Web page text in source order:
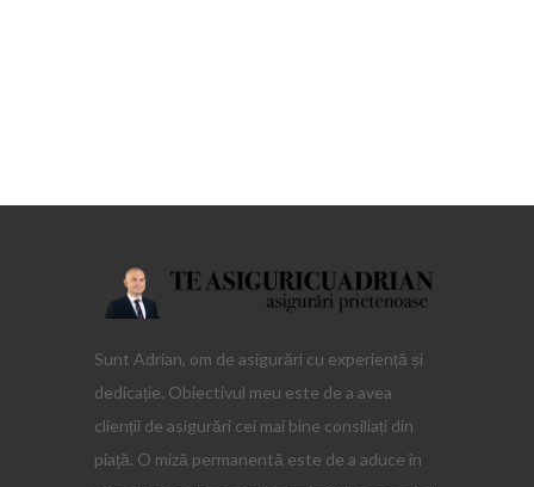
Sunt Adrian, om de asigurări cu experiență și
dedicație. Obiectivul meu este de a avea
clienții de asigurări cei mai bine consiliați din
piață. O miză permanentă este de a aduce în